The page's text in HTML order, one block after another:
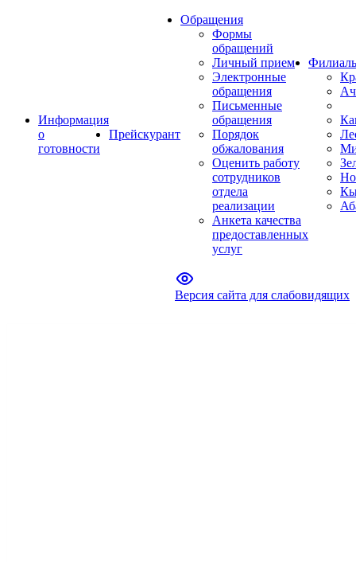
Информация
о
готовности
Прейскурант
Обращения
Формы
обращений
Личный прием
Электронные
обращения
Письменные
обращения
Порядок
обжалования
Оценить работу
сотрудников
отдела
реализации
Анкета качества
предоставленных
услуг
Версия сайта для слабовидящих